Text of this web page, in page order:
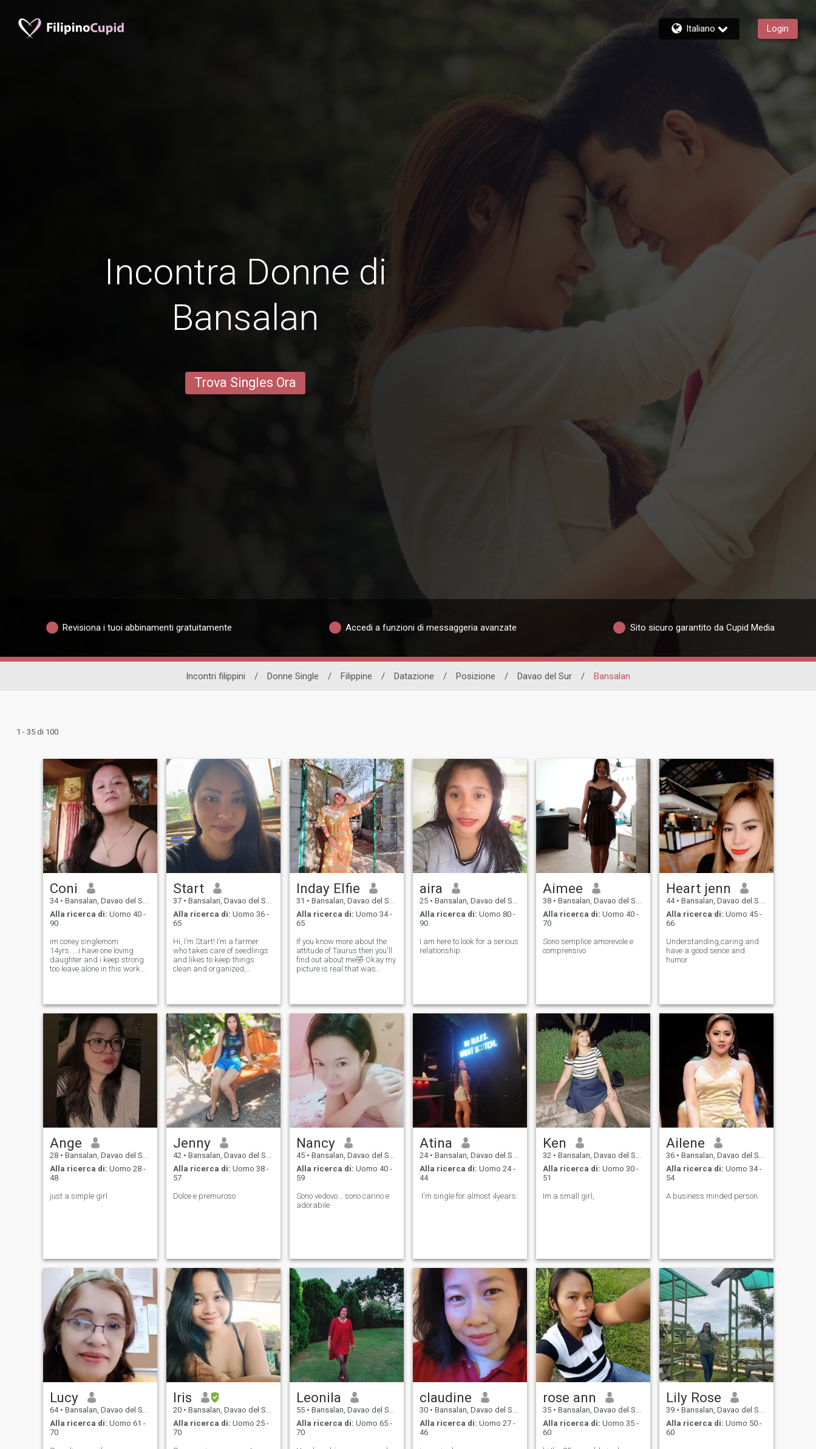
Italiano Login
Incontra Donne di
Bansalan
Trova Singles Ora
Revisiona i tuoi abbinamenti gratuitamente Accedi a funzioni di messaggeria avanzate Sito sicuro garantito da Cupid Media
Incontri filippini / Donne Single / Filippine / Datazione / Posizione / Davao del Sur / Bansalan
1 - 35 di 100
Coni
34 • Bansalan, Davao del Sur, Filippine
Alla ricerca di: Uomo 40 -
90
im coney singlemom
14yrs.....i have one loving
daughter and i keep strong
too leave alone in this work
abroad never come back o
dont know what happen to
him but i try to move
Start
37 • Bansalan, Davao del Sur, Filippine
Alla ricerca di: Uomo 36 -
65
Hi, I’m Start! I’m a farmer
who takes care of seedlings
and likes to keep things
clean and organized,
comfortable. I value good
company, kindness, and a
simple, peaceful l
Inday Elfie
31 • Bansalan, Davao del Sur, Filippine
Alla ricerca di: Uomo 34 -
65
If you know more about the
attitude of Taurus then you'll
find out about me🤣 Okay my
picture is real that was
not that will I think I'm
matured enough to talk
aira
25 • Bansalan, Davao del Sur, Filippine
Alla ricerca di: Uomo 80 -
90
I am here to look for a serious
relationship.
Aimee
38 • Bansalan, Davao del Sur, Filippine
Alla ricerca di: Uomo 40 -
70
Sono semplice amorevole e
comprensivo
Heart jenn
44 • Bansalan, Davao del Sur, Filippine
Alla ricerca di: Uomo 45 -
66
Understanding,caring and
have a good sence and
humor
Ange
28 • Bansalan, Davao del Sur, Filippine
Alla ricerca di: Uomo 28 -
48
just a simple girl
Jenny
42 • Bansalan, Davao del Sur, Filippine
Alla ricerca di: Uomo 38 -
57
Dolce e premuroso
Nancy
45 • Bansalan, Davao del Sur, Filippine
Alla ricerca di: Uomo 40 -
59
Sono vedovo... sono carino e
adorabile
Atina
24 • Bansalan, Davao del Sur, Filippine
Alla ricerca di: Uomo 24 -
44
I'm single for almost 4years.
Ken
32 • Bansalan, Davao del Sur, Filippine
Alla ricerca di: Uomo 30 -
51
Im a small girl,
Ailene
36 • Bansalan, Davao del Sur, Filippine
Alla ricerca di: Uomo 34 -
54
A business minded person.
Lucy
64 • Bansalan, Davao del Sur, Filippine
Alla ricerca di: Uomo 61 -
70
Iris
20 • Bansalan, Davao del Sur, Filippine
Alla ricerca di: Uomo 25 -
70
Leonila
55 • Bansalan, Davao del Sur, Filippine
Alla ricerca di: Uomo 65 -
70
claudine
30 • Bansalan, Davao del Sur, Filippine
Alla ricerca di: Uomo 27 -
46
rose ann
35 • Bansalan, Davao del Sur, Filippine
Alla ricerca di: Uomo 35 -
60
Lily Rose
39 • Bansalan, Davao del Sur, Filippine
Alla ricerca di: Uomo 50 -
60